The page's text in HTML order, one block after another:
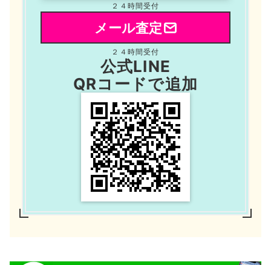
２４時間受付
メール査定
２４時間受付
公式LINE
QRコードで追加